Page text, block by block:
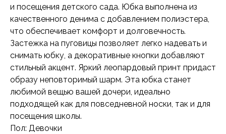
и посещения детского сада. Юбка выполнена из
качественного денима с добавлением полиэстера,
что обеспечивает комфорт и долговечность.
Застежка на пуговицы позволяет легко надевать и
снимать юбку, а декоративные кнопки добавляют
стильный акцент. Яркий леопардовый принт придаст
образу неповторимый шарм. Эта юбка станет
любимой вещью вашей дочери, идеально
подходящей как для повседневной носки, так и для
посещения школы.
Пол: Девочки